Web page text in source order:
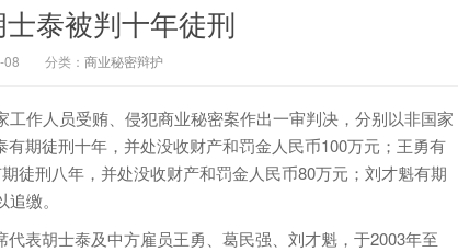
泰被判十年徒刑
08 分类： 商业秘密辩护
作人员受贿、侵犯商业秘密案作出一审判决，分别以非国家
期徒刑十年，并处没收财产和罚金人民币100万元；王勇有
徒刑八年，并处没收财产和罚金人民币80万元；刘才魁有期
缴。
胡士泰及中方雇员王勇、葛民强、刘才魁，于2003年至